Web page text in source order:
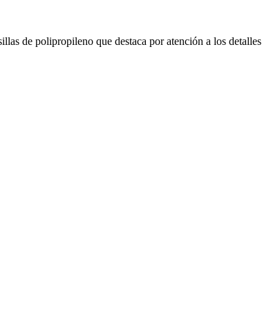
de polipropileno que destaca por atención a los detalles